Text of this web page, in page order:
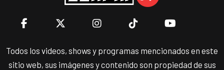
Todos los videos, shows y programas mencionados en este
sitio web, sus imágenes y contenido son propiedad de sus